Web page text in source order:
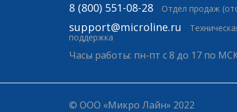
8 (800) 551-08-28 Отдел продаж
support@microline.ru
поддержка
Часы работы: пн-пт с 8 до 17 по
© ООО «Микро Лайн» 2022